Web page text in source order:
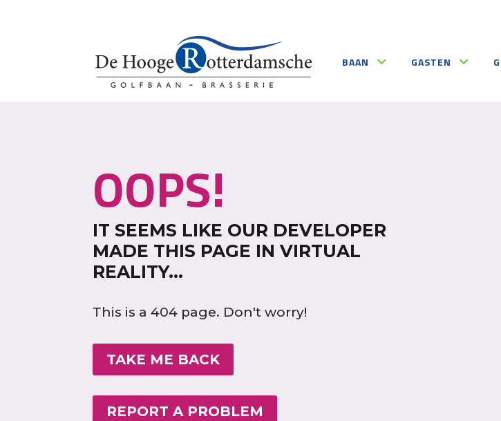
BAAN GASTEN
OOPS!
IT SEEMS LIKE OUR DEVELOPER
MADE THIS PAGE IN VIRTUAL
REALITY...
This is a 404 page. Don't worry!
TAKE ME BACK
REPORT A PROBLEM